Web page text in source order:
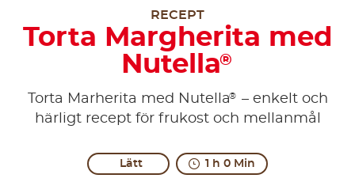
RECEPT
Torta Margherita med
Nutella®
Torta Marherita med Nutella®
– enkelt och
härligt recept för frukost och mellanmål
Lätt 1 h 0 Min